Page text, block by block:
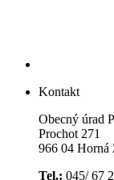
Kontakt
Obecný úrad
Prochot 271
966 04 Horná
Tel.: 045/ 67